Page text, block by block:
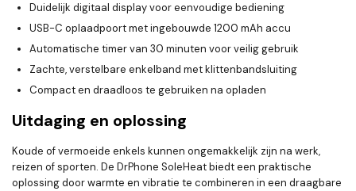
Duidelijk digitaal display voor eenvoudige bediening
USB-C oplaadpoort met ingebouwde 1200 mAh accu
Automatische timer van 30 minuten voor veilig gebruik
Zachte, verstelbare enkelband met klittenbandsluiting
Compact en draadloos te gebruiken na opladen
Uitdaging en oplossing
Koude of vermoeide enkels kunnen ongemakkelijk zijn na werk,
reizen of sporten. De DrPhone SoleHeat biedt een praktische
oplossing door warmte en vibratie te combineren in een draagbare